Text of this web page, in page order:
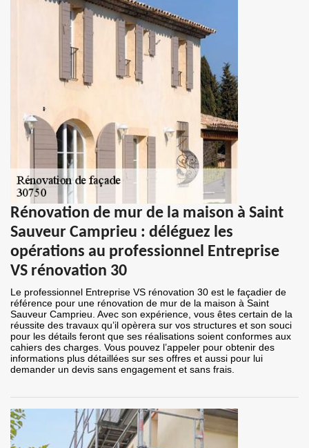
Rénovation de mur de la maison à Saint
Sauveur Camprieu : déléguez les
opérations au professionnel Entreprise
VS rénovation 30
Le professionnel Entreprise VS rénovation 30 est le façadier de
référence pour une rénovation de mur de la maison à Saint
Sauveur Camprieu. Avec son expérience, vous êtes certain de la
réussite des travaux qu’il opèrera sur vos structures et son souci
pour les détails feront que ses réalisations soient conformes aux
cahiers des charges. Vous pouvez l’appeler pour obtenir des
informations plus détaillées sur ses offres et aussi pour lui
demander un devis sans engagement et sans frais.